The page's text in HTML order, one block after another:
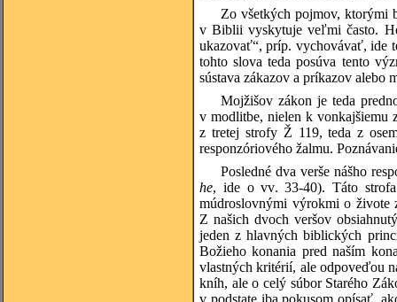
Zo všetkých pojmov, ktorými
v Biblii vyskytuje veľmi často.
ukazovať“, príp. vychovávať, ide
tohto slova teda posúva tento
sústava zákazov a príkazov alebo
Mojžišov zákon je teda
v modlitbe, nielen k vonkajšiemu
z tretej strofy Ž 119, teda z
responzóriového žalmu.
Posledné dva verše nášho
he, ide o vv. 33-40). Táto
múdroslovnými výrokmi o živote
Z našich dvoch veršov
jeden z hlavných biblických
Božieho konania pred naším
vlastných kritérií, ale odpoveďou
kníh, ale o celý súbor Starého